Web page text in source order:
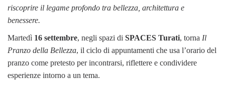
riscoprire il legame profondo tra bellezza, architettura e
benessere.
Martedì 16 settembre, negli spazi di SPACES Turati, torna Il
Pranzo della Bellezza, il ciclo di appuntamenti che usa l’orario del
pranzo come pretesto per incontrarsi, riflettere e condividere
esperienze intorno a un tema.